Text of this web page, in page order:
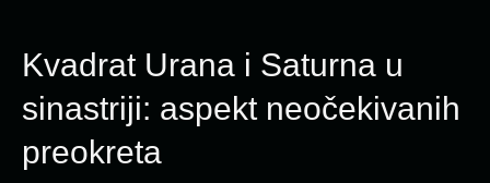
Kvadrat Urana i Saturna u
sinastriji: aspekt neočekivanih
preokreta